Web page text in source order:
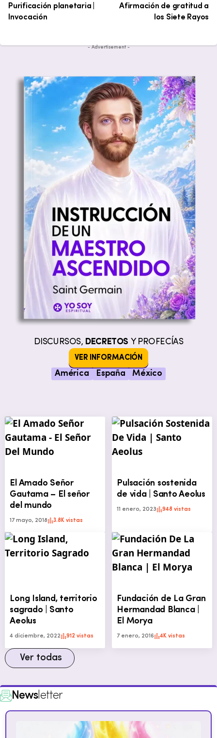
Purificación planetaria |
Invocación
Afirmación de gratitud a
los Siete Rayos
- Advertisement -
DISCURSOS, DECRETOS Y PROFECÍAS
VER INFORMACIÓN
América España México
El Amado Señor
Gautama – El señor
del mundo
17 mayo, 2018 3.8K vistas
Pulsación sostenida
de vida | Santo Aeolus
11 enero, 2023 948 vistas
Long Island, territorio
sagrado | Santo
Aeolus
4 diciembre, 2022 912 vistas
Fundación de La Gran
Hermandad Blanca |
El Morya
7 enero, 2016 4K vistas
Ver todas
Newsletter